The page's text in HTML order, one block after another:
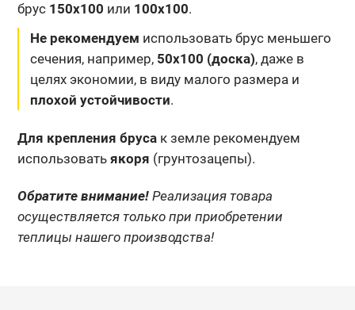
брус 150х100 или 100х100.
Не рекомендуем использовать брус меньшего
сечения, например, 50х100 (доска), даже в
целях экономии, в виду малого размера и
плохой устойчивости.
Для крепления брусак земле рекомендуем
использовать якоря (грунтозацепы).
Обратите внимание!Реализация товара
осуществляется только при приобретении
теплицы нашего производства!